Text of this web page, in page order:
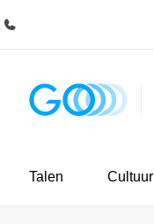
Home
Talen Cultuur